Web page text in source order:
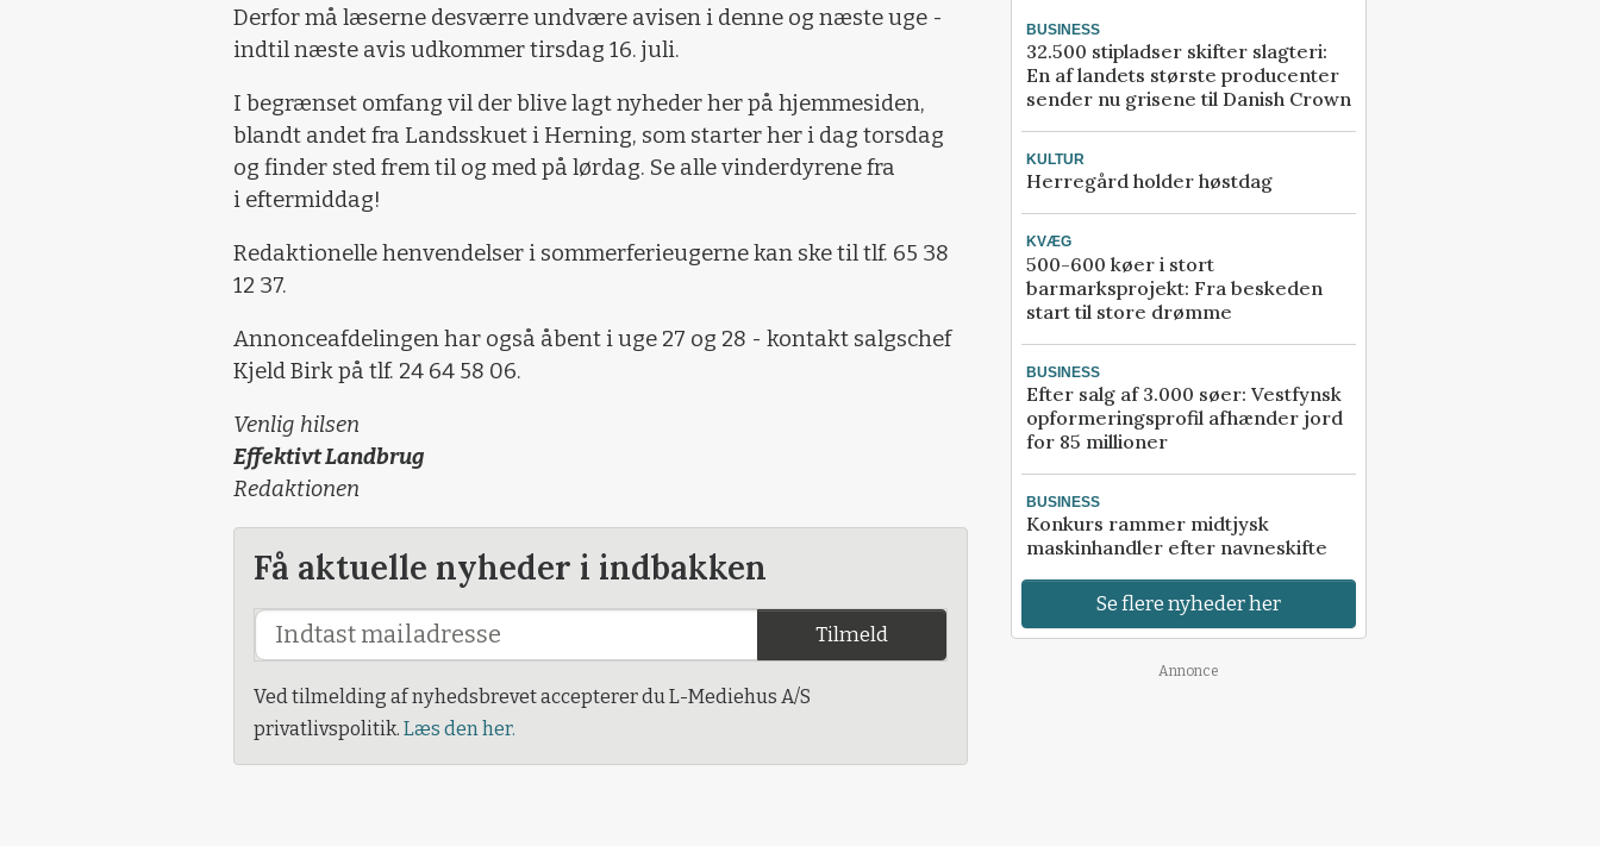
Derfor må læserne desværre undvære avisen i denne og næste uge -
indtil næste avis udkommer tirsdag 16. juli.
I begrænset omfang vil der blive lagt nyheder her på hjemmesiden,
blandt andet fra Landsskuet i Herning, som starter her i dag torsdag
og finder sted frem til og med på lørdag. Se alle vinderdyrene fra
i eftermiddag!
Redaktionelle henvendelser i sommerferieugerne kan ske til tlf. 65 38
12 37.
Annonceafdelingen har også åbent i uge 27 og 28 - kontakt salgschef
Kjeld Birk på tlf. 24 64 58 06.
Venlig hilsen
Effektivt Landbrug
Redaktionen
Få aktuelle nyheder i indbakken
Tilmeld
Ved tilmelding af nyhedsbrevet accepterer du L-Mediehus A/S
privatlivspolitik. Læs den her.
BUSINESS
32.500 stipladser skifter slagteri:
En af landets største producenter
sender nu grisene til Danish Crown
KULTUR
Herregård holder høstdag
KVÆG
500-600 køer i stort
barmarksprojekt: Fra beskeden
start til store drømme
BUSINESS
Efter salg af 3.000 søer: Vestfynsk
opformeringsprofil afhænder jord
for 85 millioner
BUSINESS
Konkurs rammer midtjysk
maskinhandler efter navneskifte
Se flere nyheder her
Annonce